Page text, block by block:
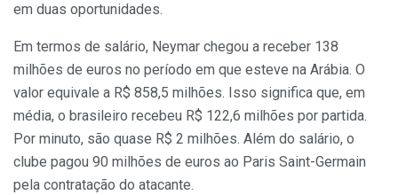
em duas oportunidades.
Em termos de salário, Neymar chegou a receber 138
milhões de euros no período em que esteve na Arábia. O
valor equivale a R$ 858,5 milhões. Isso significa que, em
média, o brasileiro recebeu R$ 122,6 milhões por partida.
Por minuto, são quase R$ 2 milhões. Além do salário, o
clube pagou 90 milhões de euros ao Paris Saint-Germain
pela contratação do atacante.